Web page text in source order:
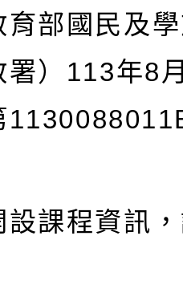
育部國民及
） 113年8
設課程資訊